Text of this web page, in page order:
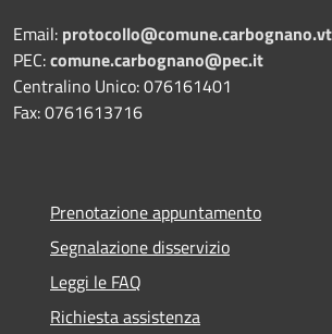
Email:
PEC:comune.carbognano@pec.it
Centralino Unico: 076161401
Fax: 0761613716
Prenotazione appuntamento
Segnalazione disservizio
Leggi le FAQ
Richiesta assistenza